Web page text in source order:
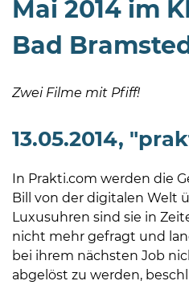
Bramstedt
04192-
Di,
08
Uhr
Do
Mai 2014 im
Bad
Zwei Filme mit Pfiff!
13.05.2014,
In Prakti.com werden die
Bill von der digitalen Welt
Luxusuhren sind sie in
nicht mehr gefragt und
bei ihrem nächsten Job
abgelöst zu werden,